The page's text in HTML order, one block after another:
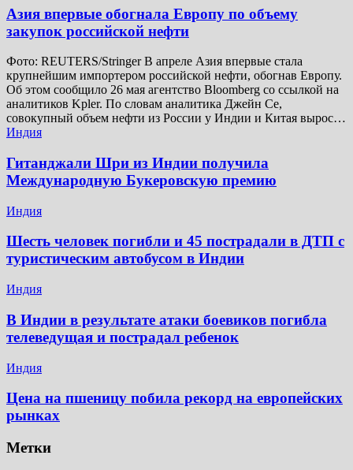
Азия впервые обогнала Европу по объему
закупок российской нефти
Фото: REUTERS/Stringer В апреле Азия впервые стала
крупнейшим импортером российской нефти, обогнав Европу.
Об этом сообщило 26 мая агентство Bloomberg со ссылкой на
аналитиков Kpler. По словам аналитика Джейн Се,
совокупный объем нефти из России у Индии и Китая вырос…
Индия
Гитанджали Шри из Индии получила
Международную Букеровскую премию
Индия
Шесть человек погибли и 45 пострадали в ДТП с
туристическим автобусом в Индии
Индия
В Индии в результате атаки боевиков погибла
телеведущая и пострадал ребенок
Индия
Цена на пшеницу побила рекорд на европейских
рынках
Метки